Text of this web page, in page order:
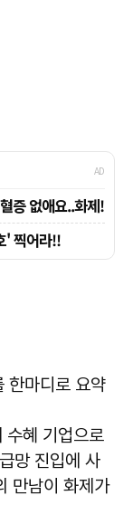
한마디로 요약
수혜 기업으로
망 진입에 사
만남이 화제가